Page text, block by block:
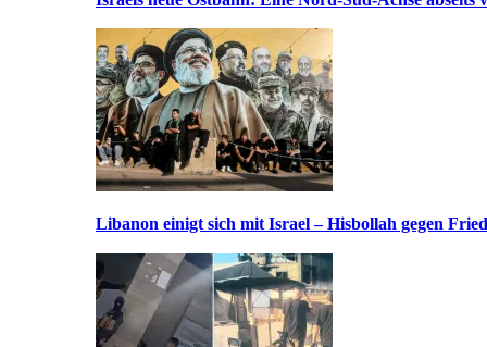
Libanon einigt sich mit Israel – Hisbollah gegen